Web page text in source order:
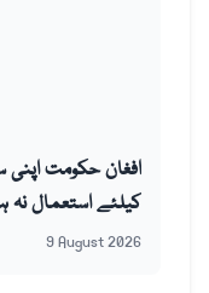
افغان حکومت اپنی
کیلئے استعمال
9 August 2026